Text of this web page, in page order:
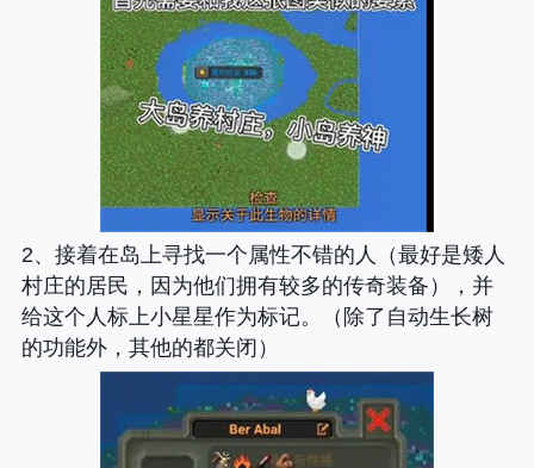
2、接着在岛上寻找一个属性不错的人（最好是矮人
村庄的居民，因为他们拥有较多的传奇装备），并
给这个人标上小星星作为标记。（除了自动生长树
的功能外，其他的都关闭）